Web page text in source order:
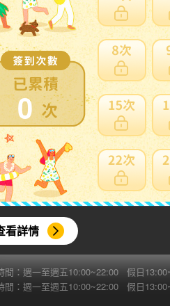
0
看詳情
全額理賠
常見問題
日本郵資
無法進口
費用試算
加強包裝
間：週一至週五10:00~22:00 假日
間：週一至週五10:00~22:00 假日